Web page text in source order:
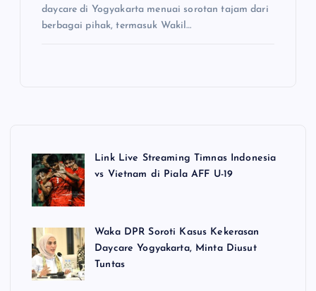
daycare di Yogyakarta menuai sorotan tajam dari
berbagai pihak, termasuk Wakil…
Link Live Streaming Timnas Indonesia
vs Vietnam di Piala AFF U-19
Waka DPR Soroti Kasus Kekerasan
Daycare Yogyakarta, Minta Diusut
Tuntas